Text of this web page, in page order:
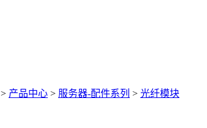
> 产品中心 > 服务器-配件系列 > 光纤模块